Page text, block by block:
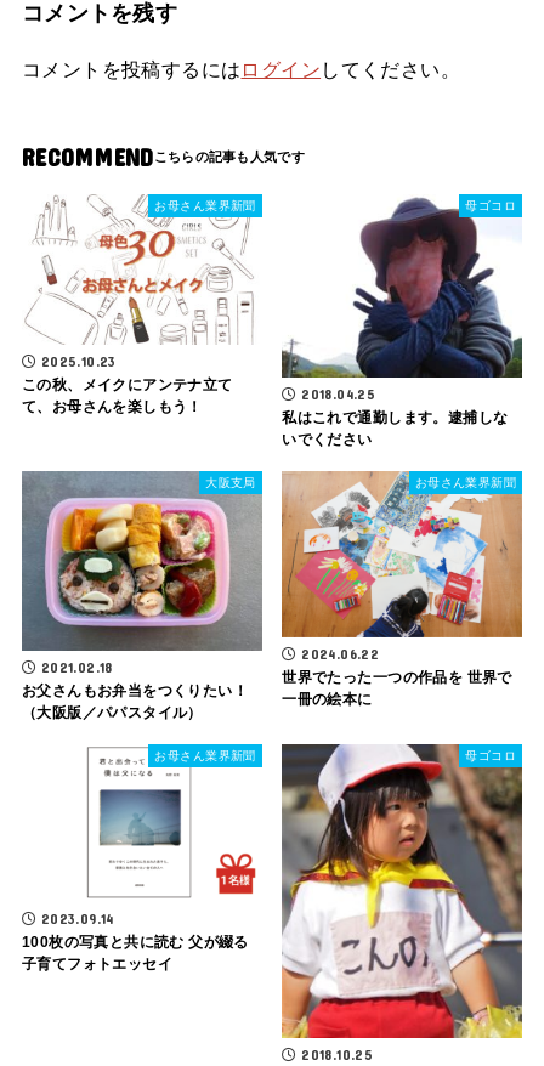
コメントを残す
コメントを投稿するには ログイン してください。
RECOMMEND
お母さん業界新聞
2025.10.23
この秋、メイクにアンテナ立て
て、お母さんを楽しもう！
母ゴコロ
2018.04.25
私はこれで通勤します。逮捕しな
いでください
大阪支局
2021.02.18
お父さんもお弁当をつくりたい！
（大阪版／パパスタイル）
お母さん業界新聞
2024.06.22
世界でたった一つの作品を 世界で
一冊の絵本に
お母さん業界新聞
2023.09.14
100枚の写真と共に読む 父が綴る
子育てフォトエッセイ
母ゴコロ
2018.10.25